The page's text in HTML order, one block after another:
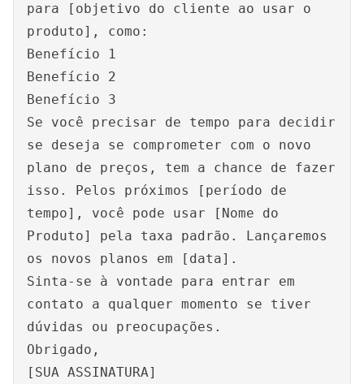
para [objetivo do cliente ao usar o
produto], como:
Benefício 1
Benefício 2
Benefício 3
Se você precisar de tempo para decidir
se deseja se comprometer com o novo
plano de preços, tem a chance de fazer
isso. Pelos próximos [período de
tempo], você pode usar [Nome do
Produto] pela taxa padrão. Lançaremos
os novos planos em [data].
Sinta-se à vontade para entrar em
contato a qualquer momento se tiver
dúvidas ou preocupações.
Obrigado,
[SUA ASSINATURA]